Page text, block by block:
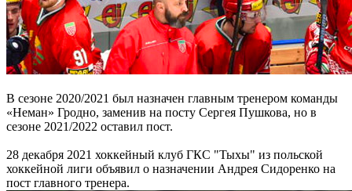
В сезоне 2020/2021 был назначен главным тренером команды
«Неман» Гродно, заменив на посту Сергея Пушкова, но в
сезоне 2021/2022 оставил пост.
28 декабря 2021 хоккейный клуб ГКС "Тыхы" из польской
хоккейной лиги объявил о назначении Андрея Сидоренко на
пост главного тренера.